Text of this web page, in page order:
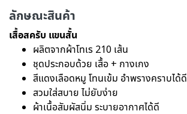
ลักษณะสินค้า
เสื้อสครับ แขนสั้น
ผลิตจากผ้าโทเร 210 เส้น
ชุดประกอบด้วย เสื้อ + กางเกง
สีแดงเลือดหมู โทนเข้ม อำพรางคราบได้ดี
สวมใส่สบาย ไม่ยับง่าย
ผ้าเนื้อสัมผัสนิ่ม ระบายอากาศได้ดี